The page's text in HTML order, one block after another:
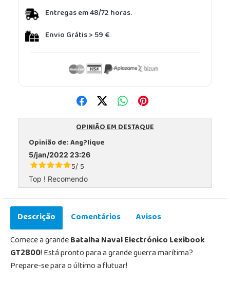
Entregas em 48/72 horas.
Envio Grátis > 59 €
OPINIÃO EM DESTAQUE
Opinião de:Ang?lique
5/jan/2022 23:26
5/ 5
Top ! Recomendo
Descrição Comentários
Avisos
Comece a grandeBatalha Naval Electrónico Lexibook
GT2800! Está pronto para a grande guerra marítima?
Prepare-se para o último a flutuar!